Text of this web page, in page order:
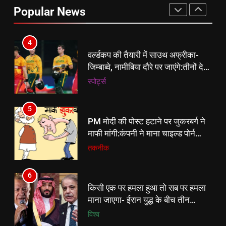
Popular News
कंटेंट पर कड़ी कार्रवाई के बाद छिड़ी बड़ी
बहस
4
वर्ल्डकप की तैयारी में साउथ अफ्रीका-
जिम्बाब्वे, नामीबिया दौरे पर जाएंगे:तीनों देशों
के बीच टी-20 ट्राई सीरीज; इसके बाद
‎स्पोर्ट्स
5
PM मोदी की पोस्ट हटाने पर जुकरबर्ग ने
माफी मांगी:कंपनी ने माना चाइल्ड पोर्न
कंटेंट और डीप फेक रोकने में भी नाकाम
तकनीक
6
किसी एक पर हमला हुआ तो सब पर हमला
माना जाएगा- ईरान युद्ध के बीच तीन
मुस्लिम देशों ने एक साथ किया ऐलान
विश्व
5
PM मोदी की पोस्ट हटाने पर जुकरबर्ग ने
माफी मांगी:कंपनी ने माना चाइल्ड पोर्न